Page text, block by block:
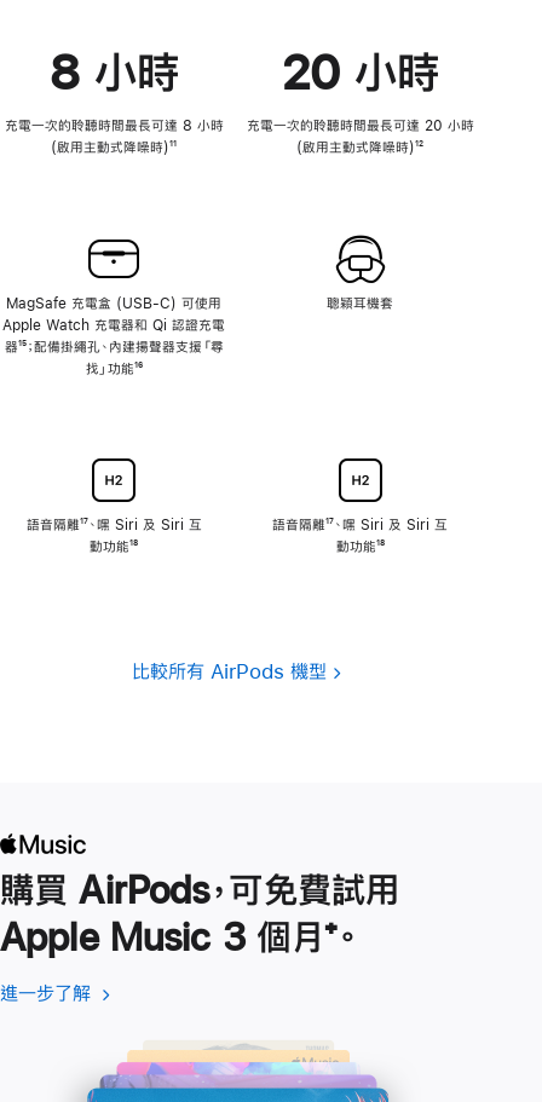
8 小時
充電一次的聆聽時間最長可達 8 小時
(啟用主動式降噪時)註
¹¹
MagSafe 充電盒 (USB-C) 可使用
Apple Watch 充電器和 Qi 認證充電
器註
¹⁵；配備掛繩孔、 內建揚聲器支援「尋
找」功能註
¹⁶
語音隔離註
腳
¹⁷、嘿 Siri 及 Siri 互
動功能註
¹⁸
20 小時
充電一次的聆聽時間最長可達 20 小時
(啟用主動式降噪時)註
¹²
聰穎耳機套
語音隔離註
腳
¹⁷、嘿 Siri 及 Siri 互
動功能註
¹⁸
比較所有 AirPods 機型
購買 AirPods，可免費試用
Apple Music 3 個月註
⁺。
進一步了解 進
了
(以
窗